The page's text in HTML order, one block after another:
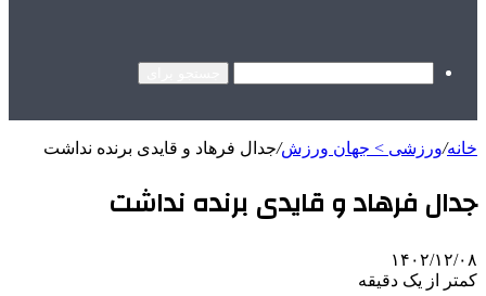
خانه/ورزشی > جهان ورزش/جدال فرهاد و قایدی برنده نداشت
جدال فرهاد و قایدی برنده نداشت
۱۴۰۲/۱۲/۰۸
کمتر از یک دقیقه